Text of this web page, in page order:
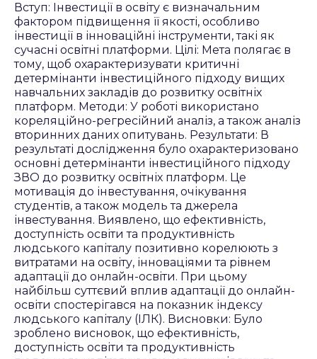
Вступ: Інвестиції в освіту є визначальним
фактором підвищення її якості, особливо
інвестиції в інноваційні інструменти, такі як
сучасні освітні платформи. Цілі: Мета полягає в
тому, щоб охарактеризувати критичні
детермінанти інвестиційного підходу вищих
навчальних закладів до розвитку освітніх
платформ. Методи: У роботі використано
кореляційно-регресійний аналіз, а також аналіз
вторинних даних опитувань. Результати: В
результаті дослідження було охарактеризовано
основні детермінанти інвестиційного підходу
ЗВО до розвитку освітніх платформ. Це
мотивація до інвестування, очікування
студентів, а також модель та джерела
інвестування. Виявлено, що ефективність,
доступність освіти та продуктивність
людського капіталу позитивно корелюють з
витратами на освіту, інноваціями та рівнем
адаптації до онлайн-освіти. При цьому
найбільш суттєвий вплив адаптації до онлайн-
освіти спостерігався на показник індексу
людського капіталу (ІЛК). Висновки: Було
зроблено висновок, що ефективність,
доступність освіти та продуктивність